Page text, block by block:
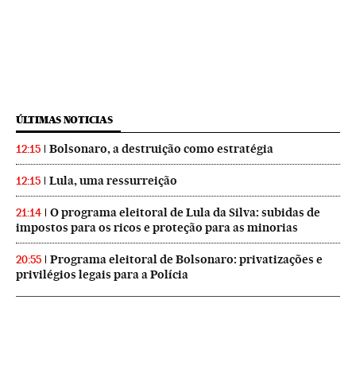
ÚLTIMAS NOTICIAS
12:15 Bolsonaro, a destruição como estratégia
12:15 Lula, uma ressurreição
21:14
O programa eleitoral de Lula da Silva: subidas de
impostos para os ricos e proteção para as minorias
20:55
Programa eleitoral de Bolsonaro: privatizações e
privilégios legais para a Polícia